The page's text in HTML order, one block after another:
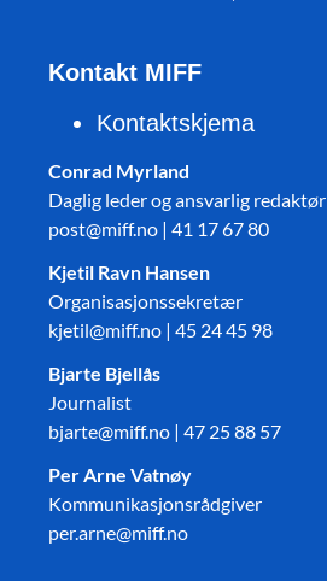
Kontakt MIFF
Kontaktskjema
Conrad Myrland
Daglig leder og ansvarlig redaktør
post@miff.no | 41 17 67 80
Kjetil Ravn Hansen
Organisasjonssekretær
kjetil@miff.no | 45 24 45 98
Bjarte Bjellås
Journalist
bjarte@miff.no | 47 25 88 57
Per Arne Vatnøy
Kommunikasjonsrådgiver
per.arne@miff.no